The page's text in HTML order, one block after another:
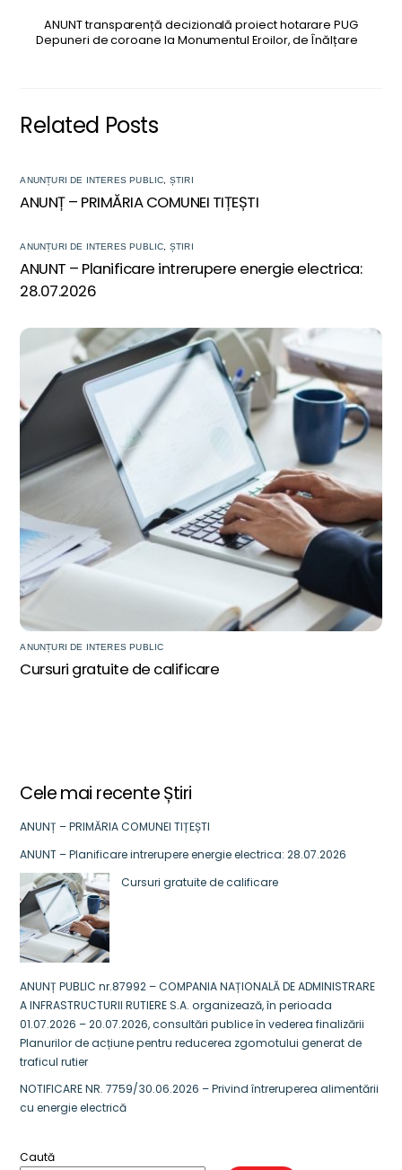
ANUNT transparență decizională proiect hotarare PUG
Depuneri de coroane la Monumentul Eroilor, de Înălțare
Related Posts
ANUNȚURI DE INTERES PUBLIC, ȘTIRI
ANUNȚ – PRIMĂRIA COMUNEI TIȚEȘTI
ANUNȚURI DE INTERES PUBLIC ȘTIRI
ANUNT – Planificare intrerupere energie electrica:
28.07.2026
ANUNȚURI DE INTERES PUBLIC
Cursuri gratuite de calificare
Cele mai recente Știri
ANUNȚ – PRIMĂRIA COMUNEI TIȚEȘTI
ANUNT – Planificare intrerupere energie electrica: 28.07.2026
Cursuri gratuite de calificare
ANUNȚ PUBLIC nr.87992 – COMPANIA NAȚIONALĂ DE ADMINISTRARE
A INFRASTRUCTURII RUTIERE S.A. organizează, în perioada
01.07.2026 – 20.07.2026, consultări publice în vederea finalizării
Planurilor de acțiune pentru reducerea zgomotului generat de
traficul rutier
NOTIFICARE NR. 7759/30.06.2026 – Privind întreruperea alimentării
cu energie electrică
Caută